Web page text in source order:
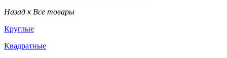
Назад к Все товары
Круглые
Квадратные